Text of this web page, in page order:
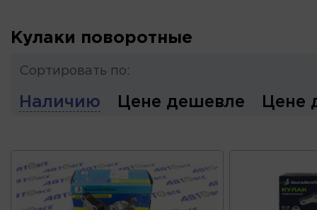
Кулаки поворотные
Сортировать по:
Наличию Цене дешевле Цене